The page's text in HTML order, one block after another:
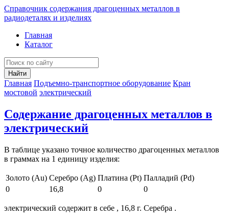
Справочник содержания драгоценных металлов в
радиодеталях и изделиях
Главная
Каталог
Найти
Главная Подъемно-транспортное оборудование Кран
мостовой электрический
Содержание драгоценных металлов в
электрический
В таблице указано точное количество драгоценных металлов
в граммах на 1 единицу изделия:
Золото (Au) Серебро (Ag) Платина (Pt) Палладий (Pd)
0
16,8 0 0
электрический содержит в себе , 16,8 г. Серебра .